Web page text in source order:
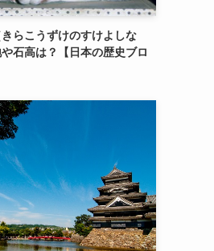
らこうずけのすけよしな
石高は？【日本の歴史ブロ